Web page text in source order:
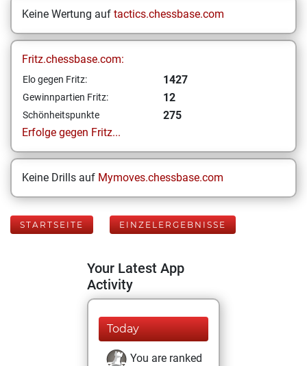
Keine Wertung auf tactics.chessbase.com
Fritz.chessbase.com:
Elo gegen Fritz: 1427
Gewinnpartien Fritz: 12
Schönheitspunkte
275
Erfolge gegen Fritz...
Keine Drills auf Mymoves.chessbase.com
STARTSEITE EINZELERGEBNISSE
Your Latest App
Activity
Today
You are ranked